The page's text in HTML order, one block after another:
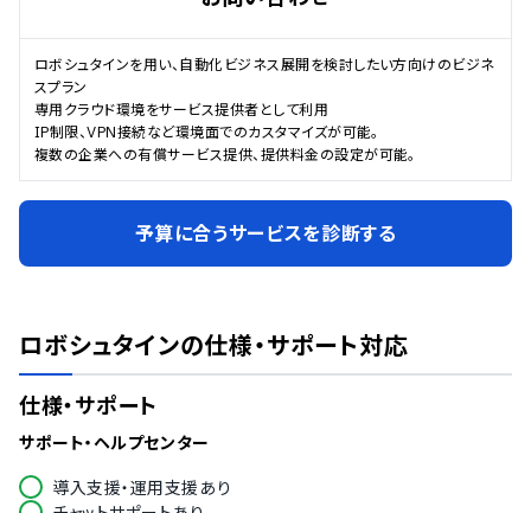
ロボシュタインを用い、自動化ビジネス展開を検討したい方向けのビジネ
スプラン
専用クラウド環境をサービス提供者として利用
IP制限、VPN接続など環境面でのカスタマイズが可能。
複数の企業への有償サービス提供、提供料金の設定が可能。
予算に合うサービスを診断する
ロボシュタインの仕様・サポート対応
仕様・サポート
サポート・ヘルプセンター
導入支援・運用支援あり